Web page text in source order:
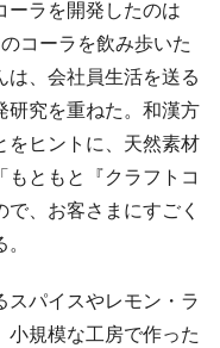
ラを開発したのは
コーラを飲み歩いた
は、会社員生活を送る
研究を重ねた。和漢方
をヒントに、天然素材
ともと『クラフトコ
、お客さまにすごく
パイスやレモン・ラ
小規模な工房で作った